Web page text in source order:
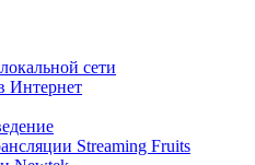
сети
Интернет
Streaming Fruits